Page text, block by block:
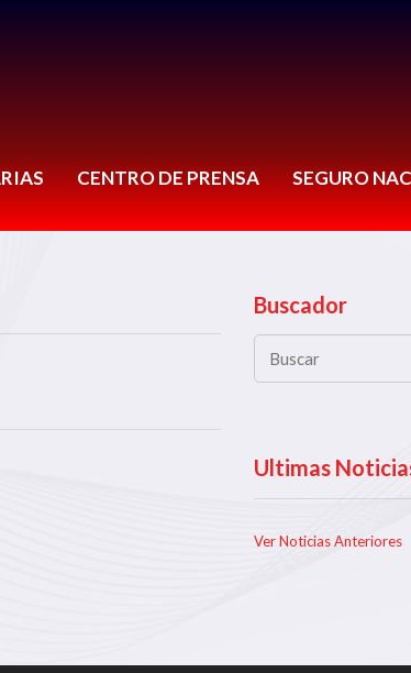
CENTRO DE PRENSA SEGURO
Buscador
Ultimas
Ver Noticias Anteriores